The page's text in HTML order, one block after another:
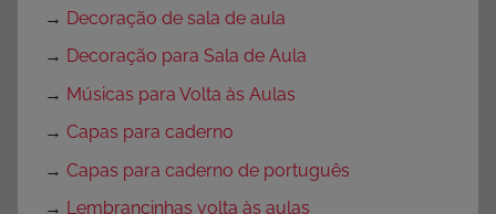
→ Decoração de sala de aula
→ Decoração para Sala de Aula
→ Músicas para Volta às Aulas
→ Capas para caderno
→ Capas para caderno de português
→ Lembrancinhas volta às aulas